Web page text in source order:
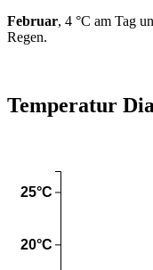
Februar, 4 °C am Tag
Regen.
Temperatur